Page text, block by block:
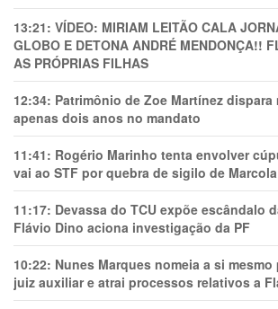
13:21: VÍDEO: MIRIAM LEITÃO CALA
GLOBO E DETONA ANDRÉ MENDONÇA!!
AS PRÓPRIAS FILHAS
12:34: Patrimônio de Zoe Martínez dispara
apenas dois anos no mandato
11:41: Rogério Marinho tenta envolver
vai ao STF por quebra de sigilo de Marcola
11:17: Devassa do TCU expõe escândalo
Flávio Dino aciona investigação da PF
10:22: Nunes Marques nomeia a si
juiz auxiliar e atrai processos relativos a